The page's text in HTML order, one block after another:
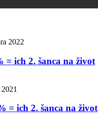
2022
= ich 2. šanca na život
= ich 2. šanca na život